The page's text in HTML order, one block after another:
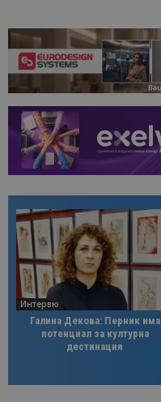
Интервю
Галина Декова: Перник има
потенциал за културна
дестинация